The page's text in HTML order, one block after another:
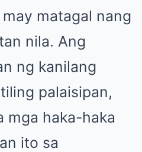
matagal nang
nila. Ang
ng kanilang
palaisipan,
mga haka-haka
ito sa